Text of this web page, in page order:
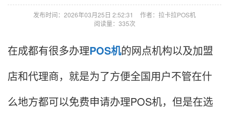
发布时间：2026年03月25日 2:52:31
作者：拉卡拉POS机
阅读量：335次
在成都有很多办理POS机的网点机构以及加盟
店和代理商，就是为了方便全国用户不管在什
么地方都可以免费申请办理POS机，但是在选